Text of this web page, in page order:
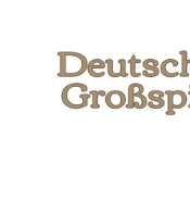
Inhalt
springen